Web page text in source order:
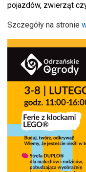
pojazdów, zwierząt
Szczegóły na stronie